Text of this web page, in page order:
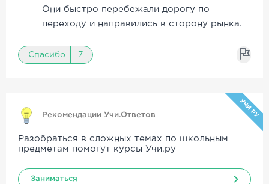
Они быстро перебежали дорогу по
переходу и направились в сторону рынка.
Спасибо 7
Рекомендации Учи.Ответов УЧИ.РУ
Разобраться в сложных темах по школьным
предметам помогут курсы Учи.ру
Заниматься